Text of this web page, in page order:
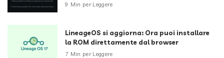
9 Min per Leggere
LineageOS si aggiorna: Ora puoi installare
la ROM direttamente dal browser
7 Min per Leggere